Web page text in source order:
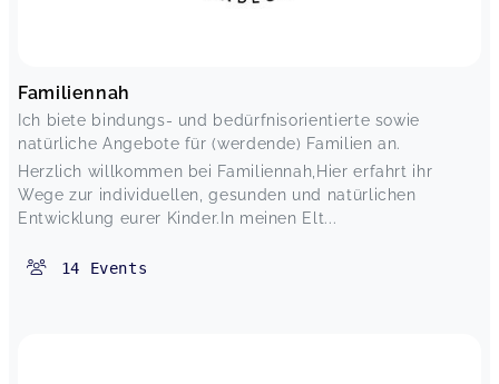
Familiennah
Ich biete bindungs- und bedürfnisorientierte sowie
natürliche Angebote für (werdende) Familien an.
Herzlich willkommen bei Familiennah,Hier erfahrt ihr
Wege zur individuellen, gesunden und natürlichen
Entwicklung eurer Kinder.In meinen Elt...
14 Events